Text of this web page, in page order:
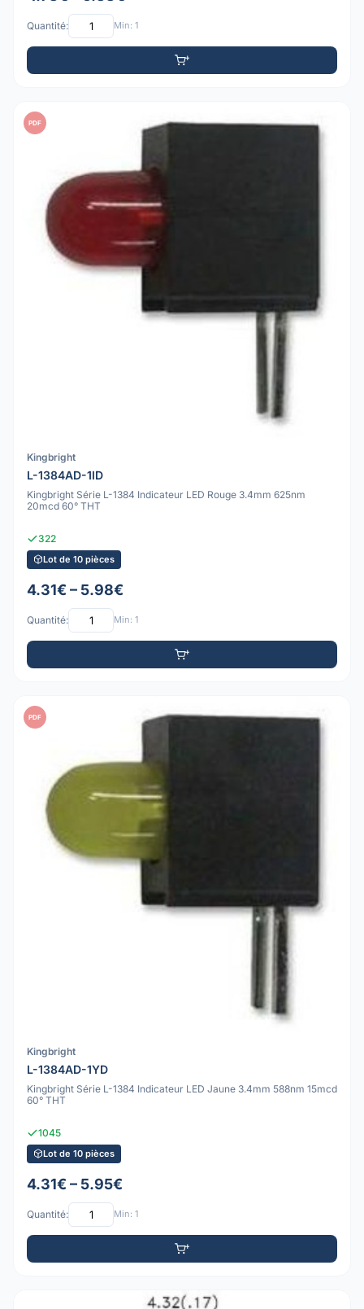
Quantité: Min: 1
PDF
Kingbright
L-1384AD-1ID
Kingbright Série L-1384 Indicateur LED Rouge 3.4mm 625nm
20mcd 60° THT
322
Lot de 10 pièces
4.31€ – 5.98€
Quantité: Min: 1
PDF
Kingbright
L-1384AD-1YD
Kingbright Série L-1384 Indicateur LED Jaune 3.4mm 588nm 15mcd
60° THT
1045
Lot de 10 pièces
4.31€ – 5.95€
Quantité: Min: 1